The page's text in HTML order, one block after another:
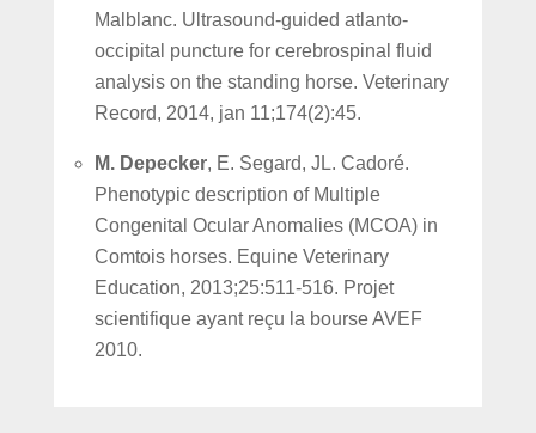
Malblanc. Ultrasound-guided atlanto-
occipital puncture for cerebrospinal fluid
analysis on the standing horse. Veterinary
Record, 2014, jan 11;174(2):45.
M. Depecker, E. Segard, JL. Cadoré.
Phenotypic description of Multiple
Congenital Ocular Anomalies (MCOA) in
Comtois horses. Equine Veterinary
Education, 2013;25:511-516. Projet
scientifique ayant reçu la bourse AVEF
2010.